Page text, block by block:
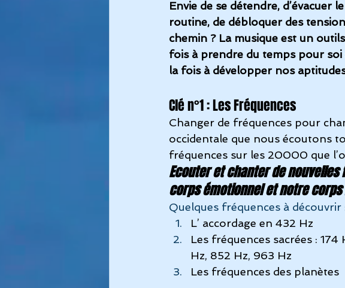
Envie de se détendre, d’évacuer
routine, de débloquer des
chemin ? La musique est un
fois à prendre du temps pour
la fois à développer nos
Clé n°1 : Les Fréquences
Changer de fréquences pour
occidentale que nous écoutons
fréquences sur les 20000 que
Ecouter et chanter de
corps émotionnel et notre
Quelques fréquences à découvrir
L’ accordage en 432 Hz
Les fréquences sacrées :
Hz, 852 Hz, 963 Hz
Les fréquences des planètes